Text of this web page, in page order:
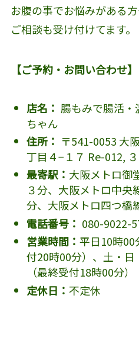
お腹の事でお悩みがある
ご相談も受け付けてます。
【ご予約・お問い合わせ】
店名： 腸もみで腸活
ちゃん
住所： 〒541-0053 大
丁目４−１７ Re-012,
最寄駅： 大阪メトロ御
３分、大阪メトロ中
分、大阪メトロ四つ
電話番号： 080-9022-
営業時間： 平日10時00
付20時00分）、土・
（最終受付18時00分）
定休日： 不定休